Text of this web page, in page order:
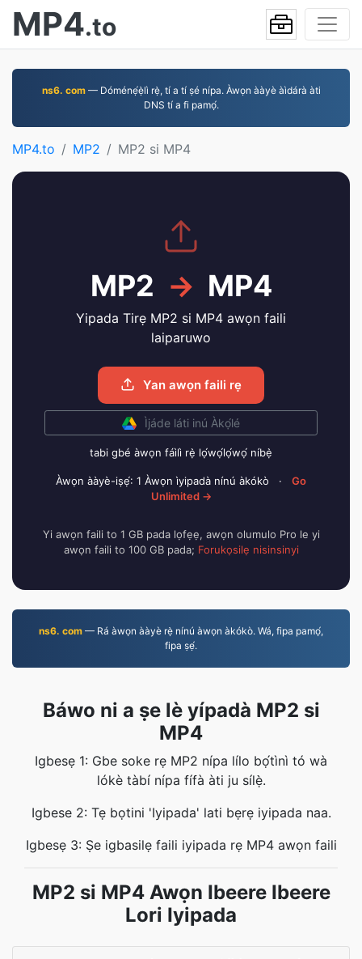
MP4.to
ns6. com— Dóménẹ́ẹ̀lì rẹ̀, tí a tí ṣé nípa. Àwọn ààyè àìdárà àti
DNS tí a fi pamọ́.
MP4.to MP2 MP2 si MP4
MP2 → MP4
Yipada Tirẹ MP2 si MP4 awọn faili
laiparuwo
Yan awọn faili rẹ
Ìjáde láti inú Àkọ́lé
tabi gbé àwọn fáìlì rẹ̀ lọ́wọ́lọ́wọ́ níbẹ̀
Àwọn ààyè-iṣẹ́: 1 Àwọn ìyipadà nínú àkókò ·
Go
Unlimited →
Yi awọn faili to 1 GB pada lọfẹẹ, awọn olumulo Pro le yi
awọn faili to 100 GB pada; Forukọsilẹ nisinsinyi
ns6. com — Rá àwọn ààyè rẹ̀ nínú àwọn àkókò. Wá, fipa pamọ́,
fipa ṣẹ́.
Báwo ni a ṣe lè yípadà MP2 si
MP4
Igbesẹ 1: Gbe soke rẹ MP2 nípa lílo bọ́tìnì tó wà
lókè tàbí nípa fífà àti ju sílẹ̀.
Igbese 2: Tẹ bọtini 'Iyipada' lati bẹrẹ iyipada naa.
Igbesẹ 3: Ṣe igbasilẹ faili iyipada rẹ MP4 awọn faili
MP2 si MP4 Awọn Ibeere Ibeere
Lori Iyipada